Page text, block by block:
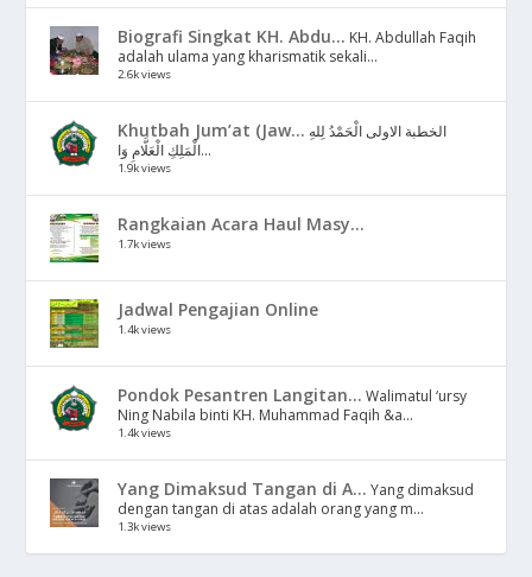
Biografi Singkat KH. Abdu... KH. Abdullah Faqih
adalah ulama yang kharismatik sekali...
2.6k views
Khutbah Jum’at (Jaw... الخطبة الاولى الْحَمْدُ لِلهِ
الْمَلِكِ الْعَلَّامِ وَا...
1.9k views
Rangkaian Acara Haul Masy...
1.7k views
Jadwal Pengajian Online
1.4k views
Pondok Pesantren Langitan... Walimatul ‘ursy
Ning Nabila binti KH. Muhammad Faqih &a...
1.4k views
Yang Dimaksud Tangan di A... Yang dimaksud
dengan tangan di atas adalah orang yang m...
1.3k views